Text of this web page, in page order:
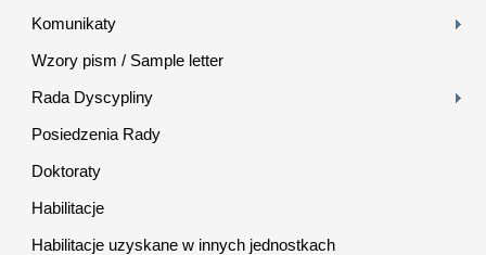
Komunikaty
Wzory pism / Sample letter
Rada Dyscypliny
Posiedzenia Rady
Doktoraty
Habilitacje
Habilitacje uzyskane w innych jednostkach